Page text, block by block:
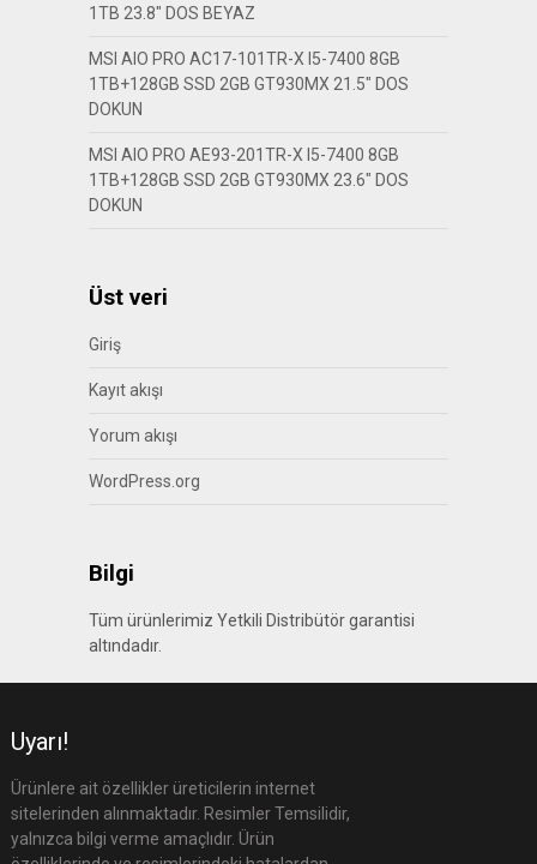
1TB 23.8″ DOS BEYAZ
MSI AIO PRO AC17-101TR-X I5-7400 8GB
1TB+128GB SSD 2GB GT930MX 21.5″ DOS
DOKUN
MSI AIO PRO AE93-201TR-X I5-7400 8GB
1TB+128GB SSD 2GB GT930MX 23.6″ DOS
DOKUN
Üst veri
Giriş
Kayıt akışı
Yorum akışı
WordPress.org
Bilgi
Tüm ürünlerimiz Yetkili Distribütör garantisi
altındadır.
Uyarı!
Ürünlere ait özellikler üreticilerin internet
sitelerinden alınmaktadır. Resimler Temsilidir,
yalnızca bilgi verme amaçlıdır. Ürün